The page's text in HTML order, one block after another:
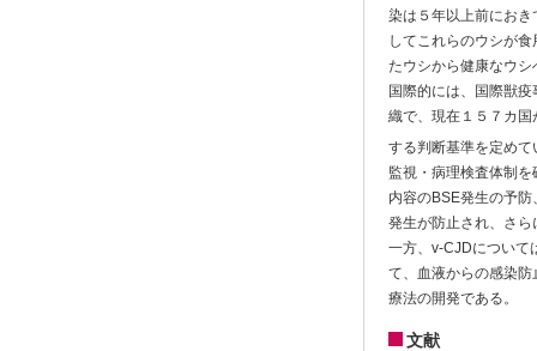
染は５年以上前にお
してこれらのウシが
たウシから健康なウ
国際的には、国際獣
織で、現在１５７カ
する判断基準を定めて
監視・病理検査体制
内容のBSE発生の予
発生が防止され、さ
一方、v-CJDについて
て、血液からの感染
療法の開発である。
文献